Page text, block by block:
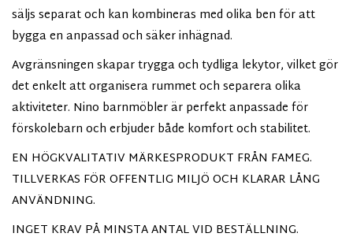
säljs separat och kan kombineras med olika ben för att
bygga en anpassad och säker inhägnad.
Avgränsningen skapar trygga och tydliga lekytor, vilket gör
det enkelt att organisera rummet och separera olika
aktiviteter. Nino barnmöbler är perfekt anpassade för
förskolebarn och erbjuder både komfort och stabilitet.
EN HÖGKVALITATIV MÄRKESPRODUKT FRÅN FAMEG.
TILLVERKAS FÖR OFFENTLIG MILJÖ OCH KLARAR LÅNG
ANVÄNDNING.
INGET KRAV PÅ MINSTA ANTAL VID BESTÄLLNING.